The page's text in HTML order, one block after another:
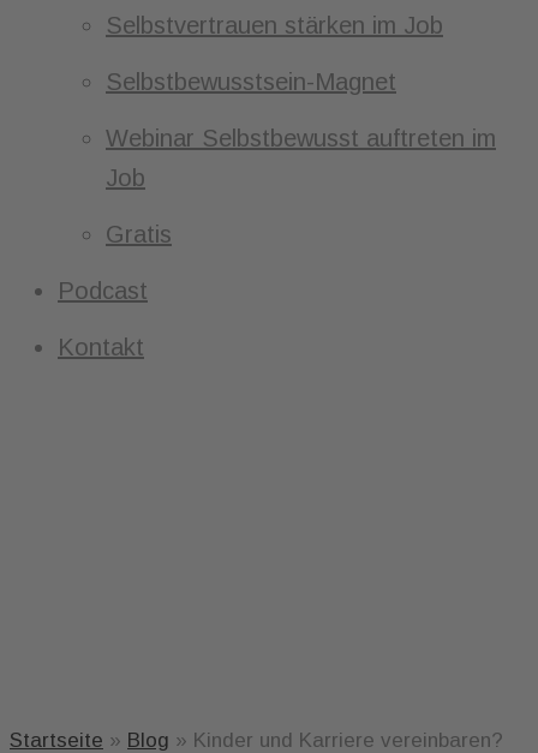
Selbstvertrauen stärken im Job
Selbstbewusstsein-Magnet
Webinar Selbstbewusst auftreten im
Job
Gratis
Podcast
Kontakt
Startseite » Blog » Kinder und Karriere vereinbaren?